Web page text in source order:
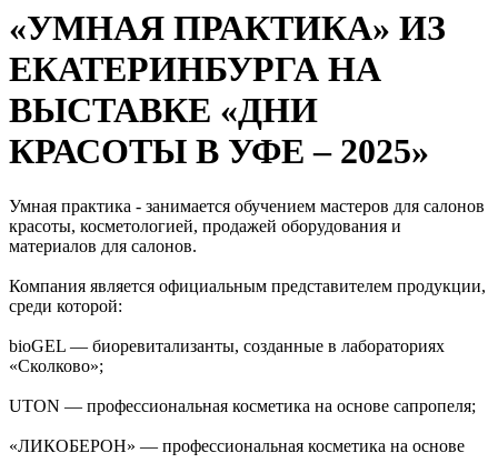
«УМНАЯ ПРАКТИКА» ИЗ
ЕКАТЕРИНБУРГА НА
ВЫСТАВКЕ «ДНИ
КРАСОТЫ В УФЕ – 2025»
Умная практика - занимается обучением мастеров для салонов
красоты, косметологией, продажей оборудования и
материалов для салонов.
Компания является официальным представителем продукции,
среди которой:
bioGEL — биоревитализанты, созданные в лабораториях
«Сколково»;
UTON — профессиональная косметика на основе сапропеля;
«ЛИКОБЕРОН» — профессиональная косметика на основе